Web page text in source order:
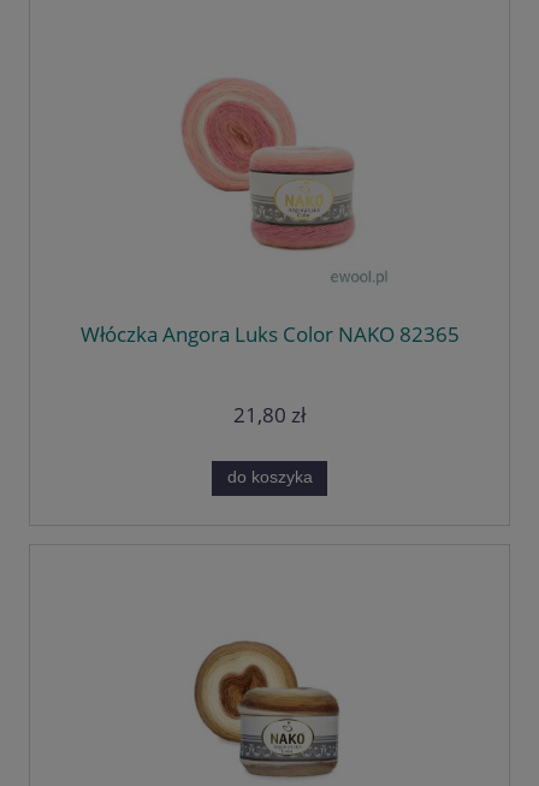
Włóczka Angora Luks Color NAKO 82365
21,80 zł
do koszyka